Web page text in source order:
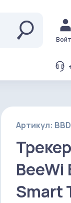
Артикул:
Smart